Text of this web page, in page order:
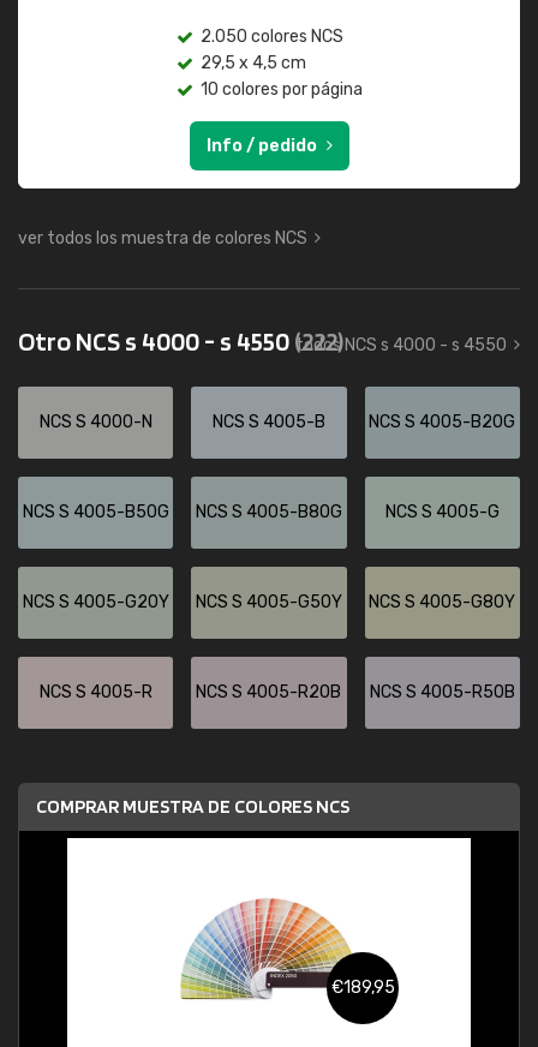
2.050 colores NCS
29,5 x 4,5 cm
10 colores por página
Info / pedido
ver todos los muestra de colores NCS
Otro NCS s 4000 - s 4550(222)
todos NCS s 4000 - s 4550
NCS S 4000-N NCS S 4005-B NCS S 4005-B20G
NCS S 4005-B50G NCS S 4005-B80G NCS S 4005-G
NCS S 4005-G20Y NCS S 4005-G50Y NCS S 4005-G80Y
NCS S 4005-R NCS S 4005-R20B NCS S 4005-R50B
COMPRAR MUESTRA DE COLORES NCS
€189,95